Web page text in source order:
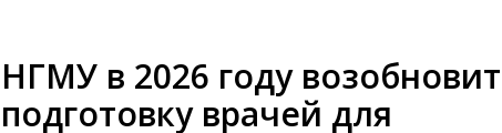
НГМУ в 2026 году возобновит
подготовку врачей для